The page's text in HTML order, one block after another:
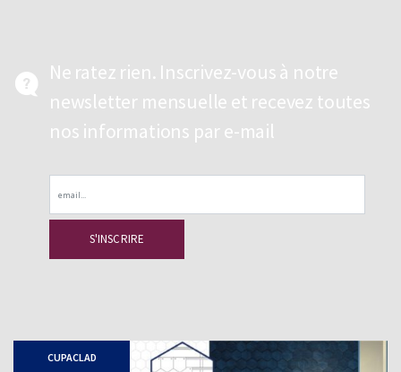
Ne ratez rien. Inscrivez-vous à notre
newsletter mensuelle et recevez toutes
nos informations par e-mail
CUPACLAD